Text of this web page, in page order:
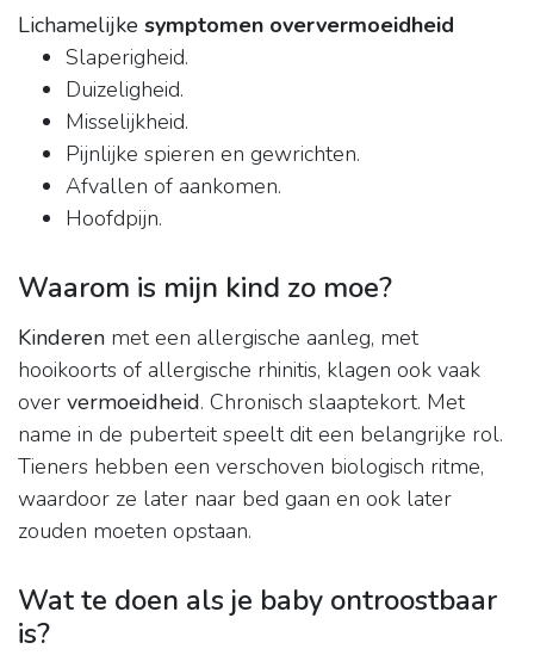
Lichamelijke symptomen oververmoeidheid
Slaperigheid.
Duizeligheid.
Misselijkheid.
Pijnlijke spieren en gewrichten.
Afvallen of aankomen.
Hoofdpijn.
Waarom is mijn kind zo moe?
Kinderen met een allergische aanleg, met
hooikoorts of allergische rhinitis, klagen ook vaak
over vermoeidheid. Chronisch slaaptekort. Met
name in de puberteit speelt dit een belangrijke rol.
Tieners hebben een verschoven biologisch ritme,
waardoor ze later naar bed gaan en ook later
zouden moeten opstaan.
Wat te doen als je baby ontroostbaar
is?